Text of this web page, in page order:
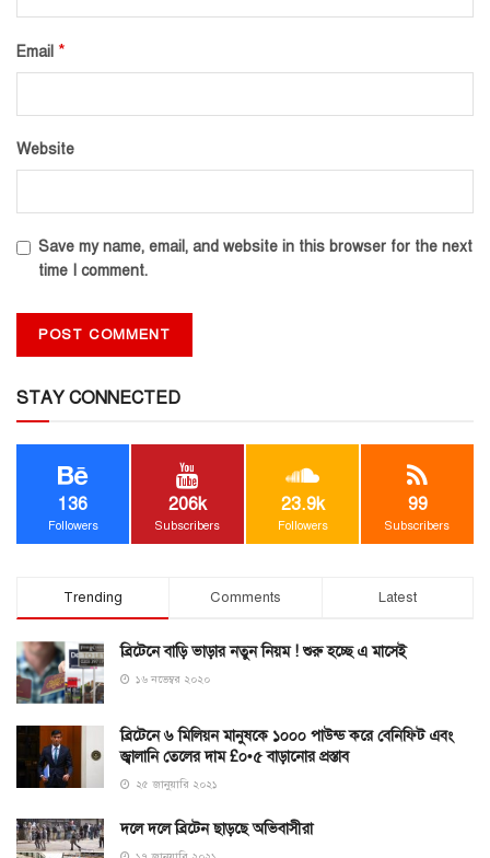
Email *
Website
Save my name, email, and website in this browser for the next
time I comment.
STAY CONNECTED
136
Followers
206k
Subscribers
23.9k
Followers
99
Subscribers
Trending Comments Latest
ব্রিটেনে বাড়ি ভাড়ার নতুন নিয়ম ! শুরু হচ্ছে এ মাসেই
১৬ নভেম্বর ২০২০
ব্রিটেনে ৬ মিলিয়ন মানুষকে ১০০০ পাউন্ড করে বেনিফিট এবং
জ্বালানি তেলের দাম £০•৫ বাড়ানোর প্রস্তাব
২৫ জানুয়ারি ২০২১
দলে দলে ব্রিটেন ছাড়ছে অভিবাসীরা